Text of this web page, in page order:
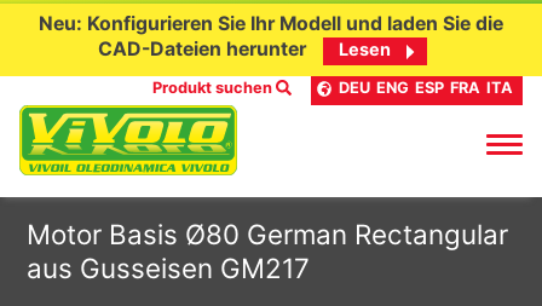
content
Neu: Konfigurieren Sie Ihr Modell und laden Sie die
CAD-Dateien herunter
Lesen
Produkt suchen DEU ENG ESP FRA ITA
Motor Basis Ø80 German Rectangular
aus Gusseisen GM217